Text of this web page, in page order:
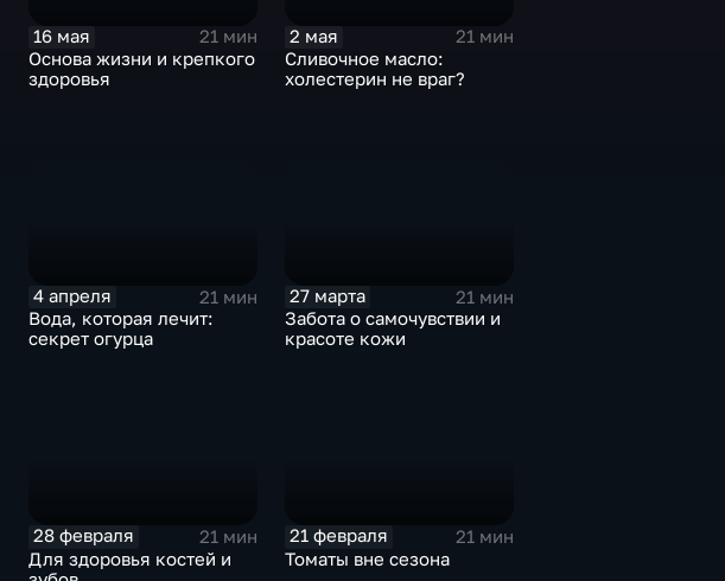
16 мая
21 мин
Основа жизни и крепкого
здоровья
2 мая
21 мин
Сливочное масло:
холестерин не враг?
4 апреля
21 мин
Вода, которая лечит:
секрет огурца
27 марта
21 мин
Забота о самочувствии и
красоте кожи
28 февраля
21 мин
Для здоровья костей и
21 февраля
21 мин
Томаты вне сезона